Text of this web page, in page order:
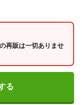
再販は一切ありませ
る